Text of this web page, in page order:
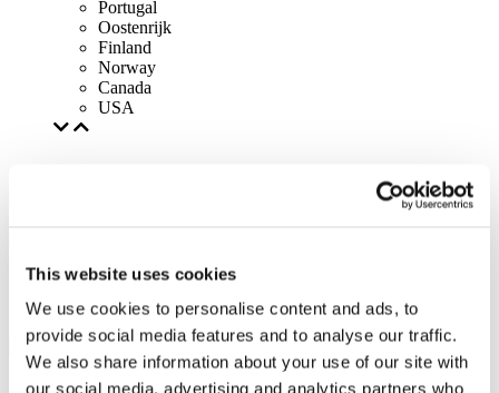
This website uses cookies
We use cookies to personalise content and ads, to
provide social media features and to analyse our traffic.
We also share information about your use of our site with
our social media, advertising and analytics partners who
Portugal
Oostenrijk
Finland
Norway
Canada
USA